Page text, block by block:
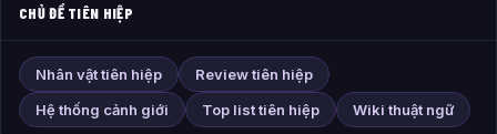
CHỦ ĐỀ TIÊN HIỆP
Nhân vật tiên hiệp
Review tiên hiệp
Hệ thống cảnh giới
Top list tiên hiệp Wiki thuật ngữ